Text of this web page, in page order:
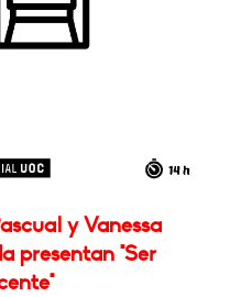
y Vanessa
presentan "Ser